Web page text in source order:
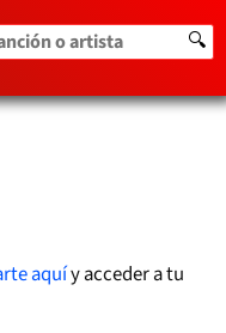
o artista 🔍
aquíy acceder a tu